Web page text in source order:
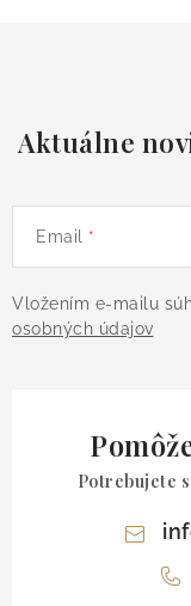
Aktuálne
Email
Vložením e-mailu
osobných údajov
Potrebujete